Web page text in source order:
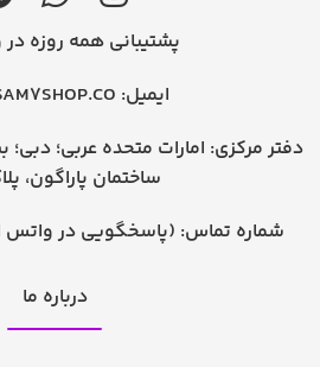
پشتیبانی همه روزه
ایمیل:
دفتر مرکزی: امارات متحده عربی؛ دبی؛
ساختمان پاراگون، پلاک
شماره تماس: +971504205570 (پاسخگویی در واتس اپ)
درباره ما